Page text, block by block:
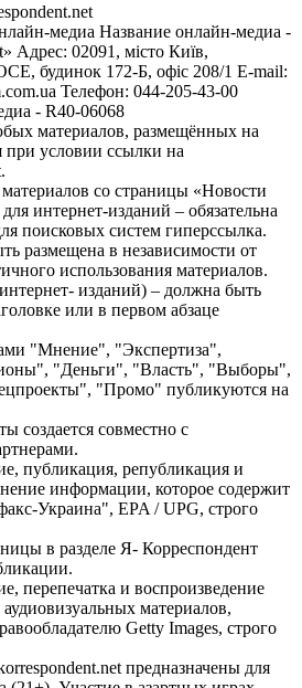
медиа Название онлайн-медиа -
Адрес: 02091, місто Київ,
будинок 172-Б, офіс 208/1 E-mail:
Телефон: 044-205-43-00
- R40-06068
материалов, размещённых на
при условии ссылки на
со страницы «Новости
интернет-изданий – обязательна
поисковых систем гиперссылка.
размещена в независимости от
использования материалов.
изданий) – должна быть
или в первом абзаце
"Мнение", "Экспертиза",
"Деньги", "Власть", "Выборы",
"Промо" публикуются на
создается совместно с
публикация, републикация и
информации, которое содержит
Украина", EPA / UPG, строго
в разделе Я- Корреспондент
перепечатка и воспроизведение
материалов,
Getty Images, строго
предназначены для